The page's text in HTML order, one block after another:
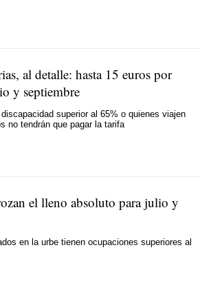
al detalle: hasta 15 euros por
y septiembre
superior al 65% o quienes viajen
no tendrán que pagar la tarifa
el lleno absoluto para julio y
en la urbe tienen ocupaciones superiores al